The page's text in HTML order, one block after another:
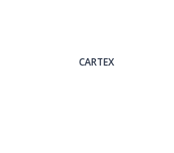
CARTEX